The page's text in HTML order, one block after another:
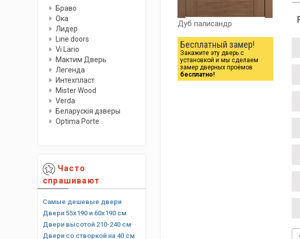
Браво
Ока
Лидер
Line doors
Vi Lario
Мактим Дверь
Легенда
Интехпласт
Мister Wood
Verda
Беларускiя дзверы
Optima Porte
Часто
спрашивают
Самые дешевые двери
Двери 55х190 и 60х190 см
Двери высотой 210-240 см
Двери со створкой на 40 см
Дуб палисандр
Бесплатный замер!
Закажите эту дверь с
установкой и мы сделаем
замер дверных проёмов
бесплатно!